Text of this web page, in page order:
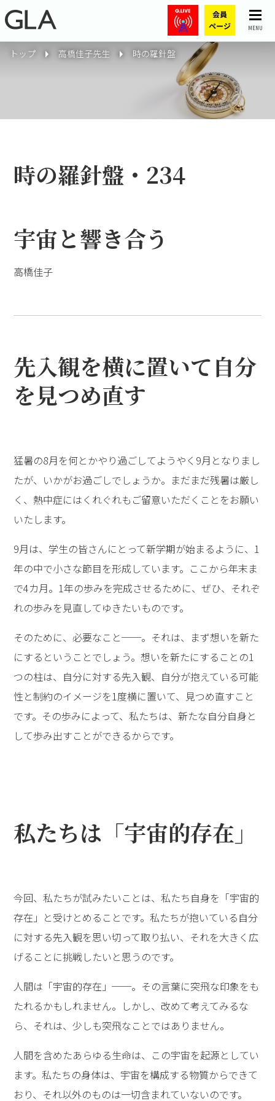
MENU
トップ 高橋佳子先生 時の羅針盤
時の羅針盤・234
宇宙と響き合う
高橋佳子
先入観を横に置いて自分
を見つめ直す
猛暑の8月を何とかやり過ごしてようやく9月となりまし
たが、いかがお過ごしでしょうか。まだまだ残暑は厳し
く、熱中症にはくれぐれもご留意いただくことをお願い
いたします。
9月は、学生の皆さんにとって新学期が始まるように、1
年の中で小さな節目を形成しています。ここから年末ま
で4カ月。1年の歩みを完成させるために、ぜひ、それぞ
れの歩みを見直してゆきたいものです。
そのために、必要なこと──。それは、まず想いを新た
にするということでしょう。想いを新たにすることの1
つの柱は、自分に対する先入観、自分が抱えている可能
性と制約のイメージを1度横に置いて、見つめ直すこと
です。その歩みによって、私たちは、新たな自分自身と
して歩み出すことができるからです。
私たちは「宇宙的存在」
今回、私たちが試みたいことは、私たち自身を「宇宙的
存在」と受けとめることです。私たちが抱いている自分
に対する先入観を思い切って取り払い、それを大きく広
げることに挑戦したいと思うのです。
人間は「宇宙的存在」──。その言葉に突飛な印象をも
たれるかもしれません。しかし、改めて考えてみるな
ら、それは、少しも突飛なことではありません。
人間を含めたあらゆる生命は、この宇宙を起源としてい
ます。私たちの身体は、宇宙を構成する物質からできて
おり、それ以外のものは一切含まれていないのです。